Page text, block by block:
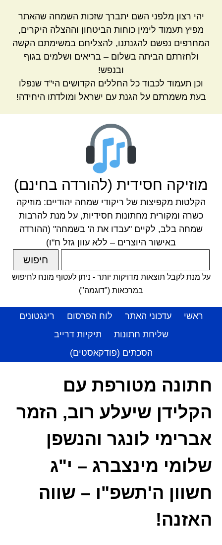
יהי רצון מלפני השם יתברך שזכות השמחה שהאתר
מפיץ תעמוד לימין כוחות הביטחון וההצלה היקרים,
המחרפים נפשם להגנתנו, להצליחם במשימתם הקשה
ולחזרתם הביתה בשלום – בריאים ושלמים בגוף
ובנפש!
וכן תעמוד לכבוד כל החללים הקדושים הי"ד שנפלו
בעת משמרתם על הגנת עם ישראל ומולדתו היחידה!
מוזיקה חסידית (להורדה בחינם)
הקלטות מקפיצות של ריקודי שמחה יהודיים: מוזיקה
כשרה ומקורית מחתונות חסידיות, על מנת להרבות
שמחה בלב, לקיים "עבדו את ה' בשמחה" (ההורדה
באישור היוצרים – ללא עוון גזל ח"ו)
על מנת לקבל תוצאות מדויקות יותר - ניתן לעטוף מונח לחיפוש
במרכאות ("דוגמה")
ראשי עדכוני האתר לוח הפרסום
רינגטונים
שליחת חתונות
תיקיות דרייב
הסכתים (פודקאסטים)
חתונה מטורפת עם
הקלידן שיעלע רוב, הזמר
אברימי לונגר והנשפן
שלומי מינצברג – י"ג
חשוון ה'תשפ"ו – שווה
האזנה!